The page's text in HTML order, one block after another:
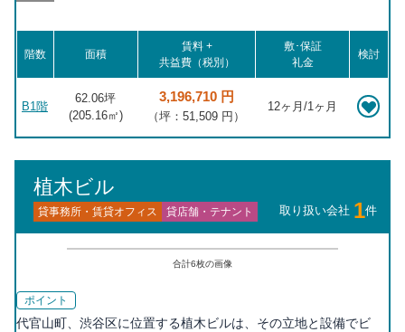
階数 面積
賃料 +
共益費（税別）
敷･保証
礼金
検討
B1階
62.06坪
(205.16㎡)
3,196,710 円
（坪：51,509 円）
12ヶ月/1ヶ月
植木ビル
貸事務所・賃貸オフィス 貸店舗・テナント 取り扱い会社 1件
合計6枚の画像
ポイント
代官山町、渋谷区に位置する植木ビルは、その立地と設備でビ